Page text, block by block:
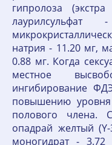
гипролоза
натрия - 11.20 мг,
0.88 мг. Когда
местное
ингибирование
повышению
полового члена.
опадрай желтый
моногидрат -